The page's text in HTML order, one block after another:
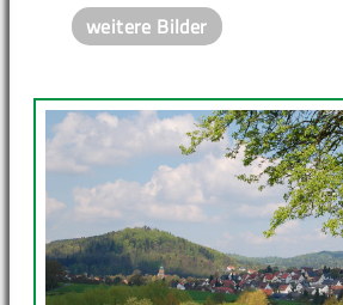
weitere Bilder